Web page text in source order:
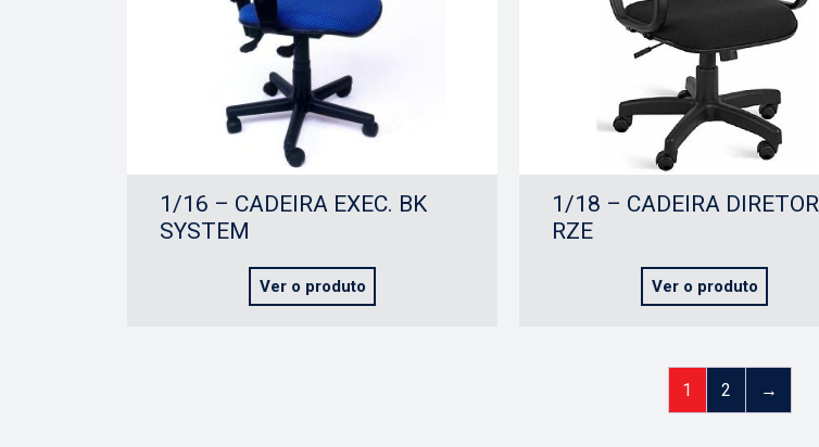
1/16 – CADEIRA EXEC. BK
SYSTEM
Ver o produto
1/18 – CADEIRA DIRETOR
RZE
Ver o produto
1 2 →